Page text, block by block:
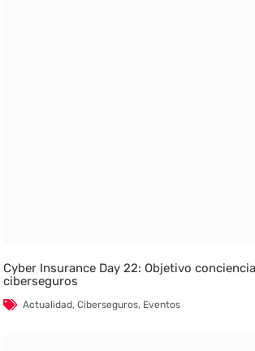
Cyber Insurance Day 22: Objetivo
ciberseguros
Actualidad,Ciberseguros, Eventos